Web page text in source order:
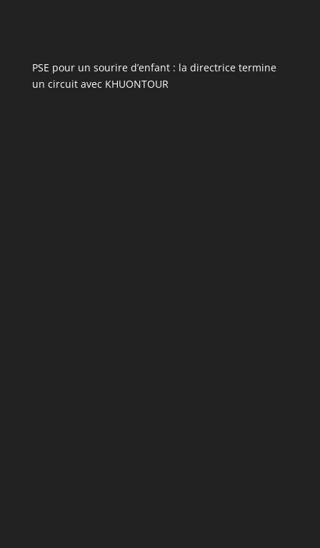
PSE pour un sourire d’enfant : la directrice termine
un circuit avec KHUONTOUR